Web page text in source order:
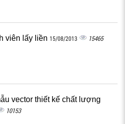
viên lấy liền 15/08/2013 15465
vector thiết kế chất lượng
10153